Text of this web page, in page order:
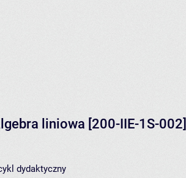
liniowa [200-IIE-1S-002]
dydaktyczny